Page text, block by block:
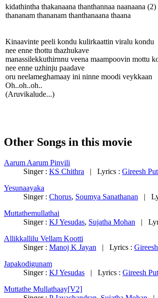
kidathintha thakanaana thanthannaa naanaana (2)
thananam thananam thanthanaana thaana
Kinaavinte peeli kondu kulirkaattin viralu kondu
nee enne thottu thazhukave
manassilekkuthirnnu veena maampoovin mottu
nee enne uzhinju paadave
oru neelameghamaay ini ninne moodi veykkaan
Oh..oh..oh..
(Aruvikalude...)
Other Songs in this movie
Aarum Aarum Pinvili
Singer : KS Chithra | Lyrics : Gireesh
Yesunaayaka
Singer : Chorus, Soumya Sanathanan |
Muttathemullathai
Singer : KJ Yesudas, Sujatha Mohan |
Allikkallilu Vellam Kootti
Singer : Manoj K Jayan | Lyrics :
Japakodigunam
Singer : KJ Yesudas | Lyrics : Gireesh
Muttathe Mullathaay[V2]